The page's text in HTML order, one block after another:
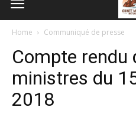
Home Communiqué de presse
Compte rendu
ministres du
2018